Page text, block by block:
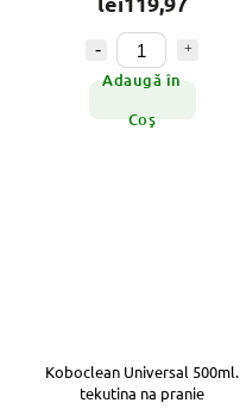
Adaugă în
Coş
Koboclean Universal 500ml.
tekutina na pranie